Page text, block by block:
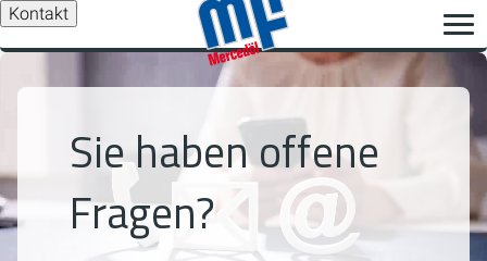
Kontakt
Sie haben offene
Fragen?